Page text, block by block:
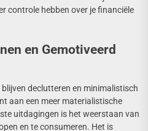
controle hebben over je financiële
en Gemotiveerd
declutteren en minimalistisch
aan een meer materialistische
uitdagingen is het weerstaan van
en te consumeren. Het is